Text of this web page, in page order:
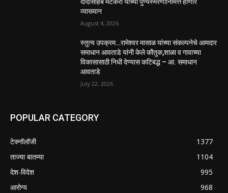
व्याख्यान
August 4, 2026
स्तुत्य उपक्रम…रामेश्वर मासाळ यांच्या संकल्पनेचे आमदार
समाधान आवताडे यांनी केले कौतुक,शाळा व गावाच्या
विकासासाठी निधी देण्यास कटिबद्ध – आ. समाधान
आवताडे
July 22, 2026
POPULAR CATEGORY
टेक्नॉलॉजी
1377
ताज्या बातम्या
1104
देश-विदेश
995
आरोग्य
968